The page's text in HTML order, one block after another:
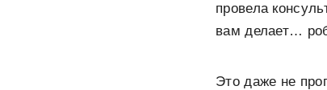
провела
вам делает…
Это даже не